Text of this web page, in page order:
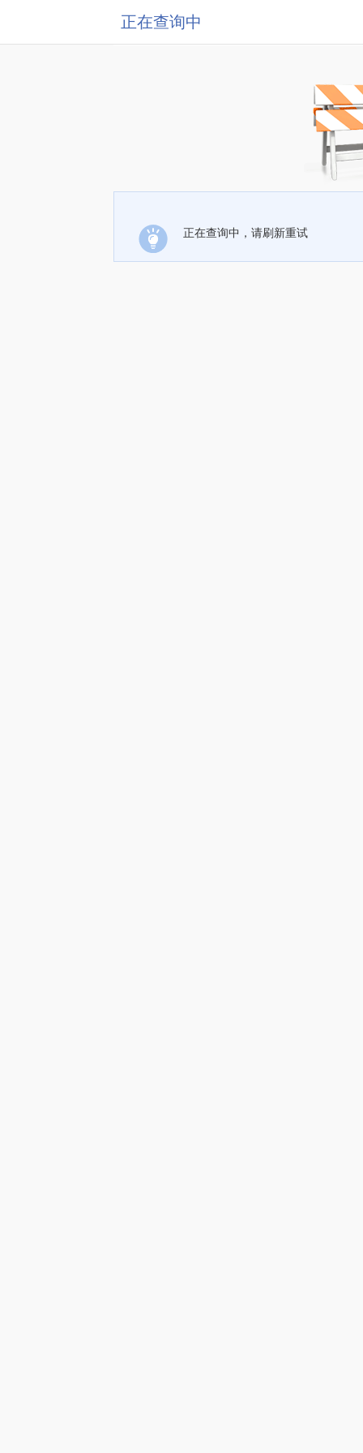
正在查询中
正在查询中，请刷新重试